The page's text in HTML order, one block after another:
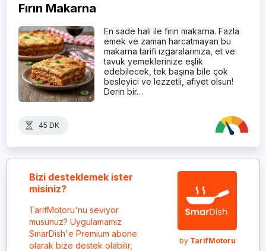
Fırın Makarna
En sade hali ile fırın makarna. Fazla
emek ve zaman harcatmayan bu
makarna tarifi ızgaralarınıza, et ve
tavuk yemeklerinize eşlik
edebilecek, tek başına bile çok
besleyici ve lezzetli, afiyet olsun!
Derin bir…
45 DK
Bizi desteklemek ister
misiniz?
TarifMotoru'nu seviyor
musunuz? Uygulamamız
SmarDish'e Premium abone
olarak bize destek olabilir,
by TarifMotoru